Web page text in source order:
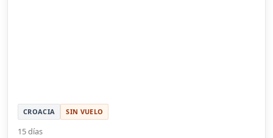
CROACIA SIN VUELO
15 días